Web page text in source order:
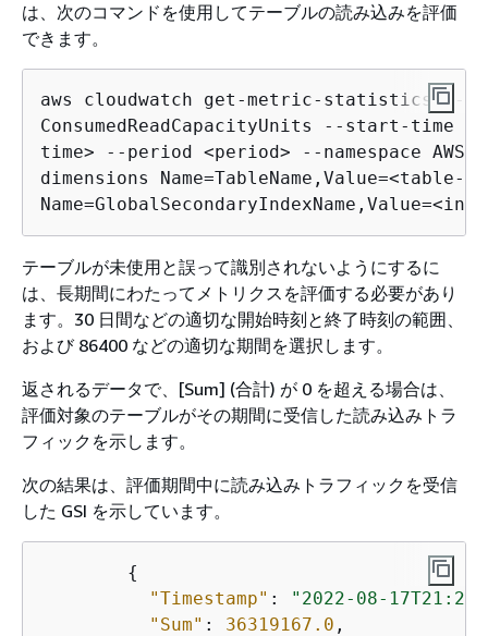
は、次のコマンドを使用してテーブルの読み込みを評価
できます。
aws cloudwatch get-metric-statistics --
ConsumedReadCapacityUnits --start-time
time> --period <period> --namespace
dimensions Name=TableName,Value=<table-
テーブルが未使用と誤って識別されないようにするに
は、長期間にわたってメトリクスを評価する必要があり
ます。30 日間などの適切な開始時刻と終了時刻の範囲、
および 86400 などの適切な期間を選択します。
返されるデータで、[Sum] (合計) が 0 を超える場合は、
評価対象のテーブルがその期間に受信した読み込みトラ
フィックを示します。
次の結果は、評価期間中に読み込みトラフィックを受信
した GSI を示しています。
{
"Timestamp" :
"2022-08-
"Sum" : 36319167.0 ,